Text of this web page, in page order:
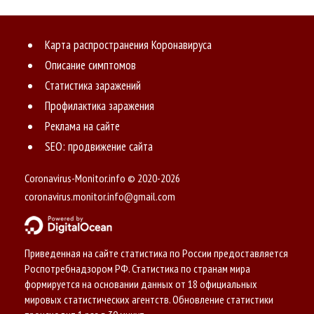
область
Приморский
край
+868
Тверская
область
113209
+1440 +48
Республика
(Якутия)
112932
область
+981 +142
Вологодская
область
111615 99633
Республика
Коми
+1575
Брянская
область
109934
+1669
98231
+360
3287
+6
Тюменская
109526 86951 3760 3.43%
Карта распространения Коронавируса
Описание симптомов
Статистика заражений
Профилактика заражения
Реклама на сайте
SEO: продвижение сайта
Coronavirus-Monitor.info © 2020-2026
coronavirus.monitor.info@gmail.com
Приведенная на сайте статистика по России предоставляется
Роспотребнадзором РФ. Статистика по странам мира
формируется на основании данных от 18 официальных
мировых статистических агентств. Обновление статистики